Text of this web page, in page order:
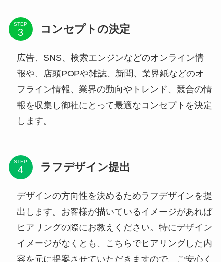
STEP コンセプトの決定
広告、SNS、検索エンジンなどのオンライン情
報や、店頭POPや雑誌、新聞、業界紙などのオ
フライン情報、業界の動向やトレンド、競合の情
報を収集し御社にとって最適なコンセプトを決定
します。
STEP ラフデザイン提出
デザインの方向性を決めるためラフデザインを提
出します。お客様が描いているイメージがあれば
ヒアリングの際にお教えください。特にデザイン
イメージがなくとも、こちらでヒアリングした内
容を元に提案させていただきますので、ご安心く